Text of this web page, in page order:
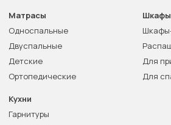
Матрасы
Односпальные
Двуспальные
Детские
Ортопедические
Шкафы
Для
Для
Кухни
Гарнитуры